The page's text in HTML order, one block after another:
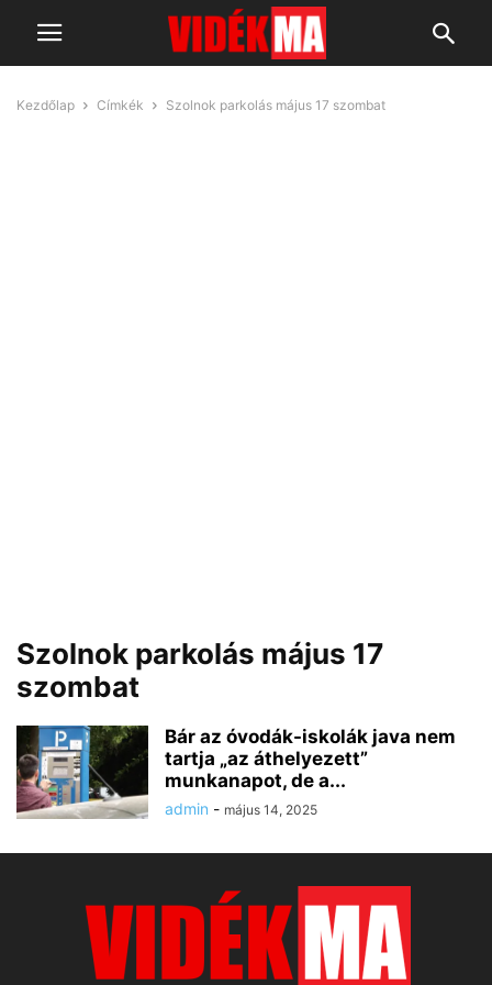
Kezdőlap Címkék Szolnok parkolás május 17 szombat
Szolnok parkolás május 17
szombat
Bár az óvodák-iskolák java nem
tartja „az áthelyezett”
munkanapot, de a...
admin - május 14, 2025